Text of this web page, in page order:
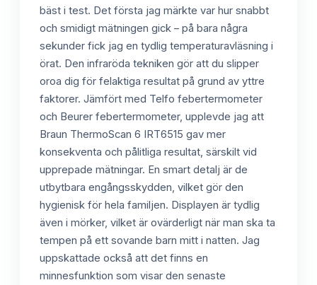
bäst i test. Det första jag märkte var hur snabbt
och smidigt mätningen gick – på bara några
sekunder fick jag en tydlig temperaturavläsning i
örat. Den infraröda tekniken gör att du slipper
oroa dig för felaktiga resultat på grund av yttre
faktorer. Jämfört med Telfo febertermometer
och Beurer febertermometer, upplevde jag att
Braun ThermoScan 6 IRT6515 gav mer
konsekventa och pålitliga resultat, särskilt vid
upprepade mätningar. En smart detalj är de
utbytbara engångsskydden, vilket gör den
hygienisk för hela familjen. Displayen är tydlig
även i mörker, vilket är ovärderligt när man ska ta
tempen på ett sovande barn mitt i natten. Jag
uppskattade också att det finns en
minnesfunktion som visar den senaste